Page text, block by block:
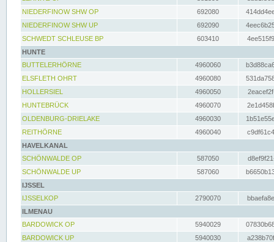
NIEDERFINOW SHW OP
692080
NIEDERFINOW SHW UP
692090
SCHWEDT SCHLEUSE BP
603410
HUNTE
BUTTELERHÖRNE
4960060
ELSFLETH OHRT
4960080
HOLLERSIEL
4960050
HUNTEBRÜCK
4960070
OLDENBURG-DRIELAKE
4960030
REITHÖRNE
4960040
HAVELKANAL
SCHÖNWALDE OP
587050
SCHÖNWALDE UP
587060
IJSSEL
IJSSELKOP
2790070
ILMENAU
BARDOWICK OP
5940029
BARDOWICK UP
5940030